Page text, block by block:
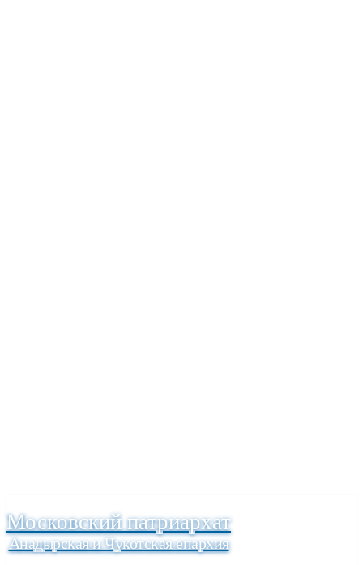
Московский патриархат
Анадырская и Чукотская епархия